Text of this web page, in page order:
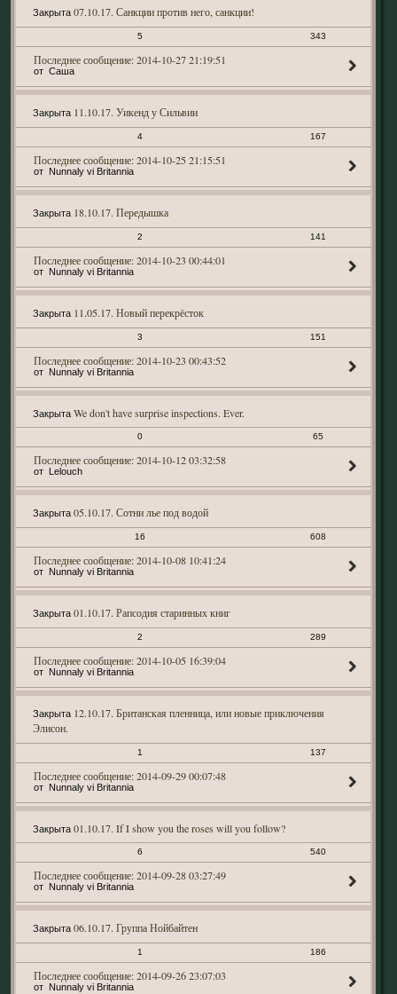
Закрыта 07.10.17. Санкции против него, санкции!
5 343
2014-10-27 21:19:51
Саша
Закрыта 11.10.17. Уикенд у Сильвии
4 167
2014-10-25 21:15:51
Nunnaly vi Britannia
Закрыта 18.10.17. Передышка
2 141
2014-10-23 00:44:01
Nunnaly vi Britannia
Закрыта 11.05.17. Новый перекрёсток
3 151
2014-10-23 00:43:52
Nunnaly vi Britannia
Закрыта We don't have surprise inspections. Ever.
0 65
2014-10-12 03:32:58
Lelouch
Закрыта 05.10.17. Сотни лье под водой
16 608
2014-10-08 10:41:24
Nunnaly vi Britannia
Закрыта 01.10.17. Рапсодия старинных книг
2 289
2014-10-05 16:39:04
Nunnaly vi Britannia
Закрыта 12.10.17. Британская пленница, или новые приключения
Элисон.
1 137
2014-09-29 00:07:48
Nunnaly vi Britannia
Закрыта 01.10.17. If I show you the roses will you follow?
6 540
2014-09-28 03:27:49
Nunnaly vi Britannia
Закрыта 06.10.17. Группа Нойбайтен
1 186
2014-09-26 23:07:03
Nunnaly vi Britannia